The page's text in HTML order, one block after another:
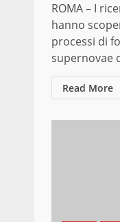
ROMA – I
hanno
processi di
supernovae
Read More